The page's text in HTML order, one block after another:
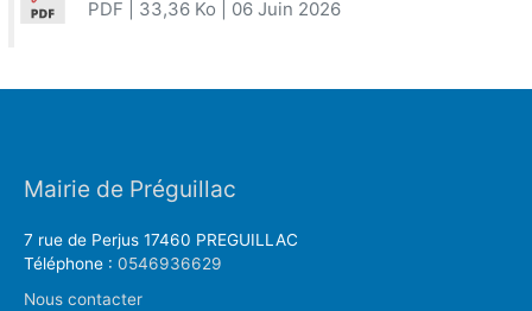
PDF | 33,36 Ko | 06 Juin 2026
Mairie de Préguillac
7 rue de Perjus 17460 PREGUILLAC
Téléphone : 0546936629
Nous contacter